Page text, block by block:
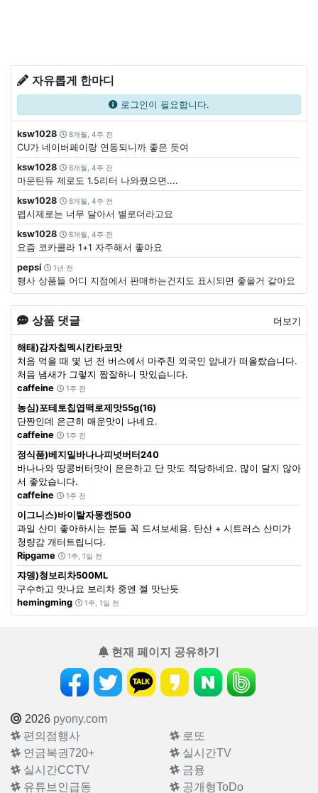
자유롭게 한마디
로그인이 필요합니다.
ksw1028 8개월, 4주 전
CU가 네이버페이랑 연동되니까 좋은 듯여
ksw1028
8개월, 4주 전
마운틴듀 제로도 1.5리터 나와줬으면....
ksw1028
8개월, 4주 전
펩시제로는 너무 달아서 별로더라고요
ksw1028
8개월, 4주 전
요즘 코카콜라 1+1 자주해서 좋아요
pepsi
1년 전
행사 상품들 어디 지점에서 판매하는건지도 표시되면 좋을거 같아요
상품 댓글 더보기
해태)감자칩멕시칸타코맛
처음 먹을 때 몇 년 전 버스에서 마주친 외국인 암내가 떠올랐습니다.
처음 냄새가 그렇지 짭잘하니 맛있습니다.
caffeine
1주 전
농심)포테토칩엽떡로제맛55g(16)
단짠인데 은근히 매운맛이 나네요.
caffeine
1주 전
정식품)베지밀바나나피넛버터240
바나나와 땅콩버터맛이 은은하고 단 맛도 적당하네요. 많이 달지 않아
서 좋았습니다.
caffeine
1주 전
이그니스)바이탈자몽캔500
과일 산미 좋아하시는 분들 꼭 드셔보세용. 탄산 + 시트러스 산미가
청량감 개터트립니다.
Ripgame
1주, 1일 전
쟈뎅)청보리차500ML
구수하고 맛나요 보리차 중엔 젤 맛난듯
hemingming
1주, 1일 전
현재 페이지 공유하기
2026 pyony.com
편의점행사
로또
연금복권720+
실시간TV
실시간CCTV
금융
유튜브인급동
공개형ToDo